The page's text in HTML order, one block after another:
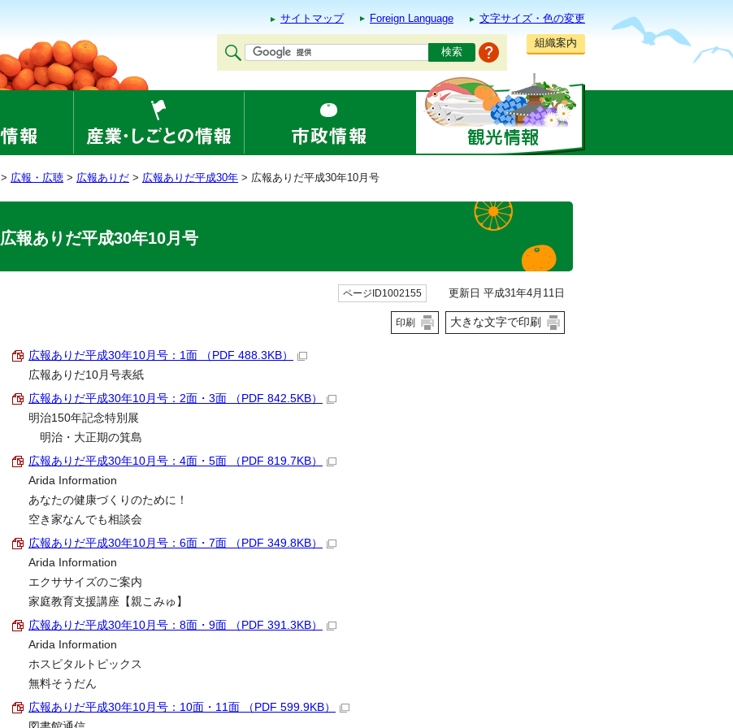
サイトマップ Foreign Language
文字サイズ・色の変更
組織案内
> 広報・広聴 > 広報ありだ > 広報ありだ平成30年 > 広報ありだ平成30年10月号
広報ありだ平成30年10月号
ページID1002155 更新日 平成31年4月11日
印刷 大きな文字で印刷
広報ありだ平成30年10月号：1面 （PDF 488.3KB）
広報ありだ10月号表紙
広報ありだ平成30年10月号：2面・3面 （PDF 842.5KB）
明治150年記念特別展
明治・大正期の箕島
広報ありだ平成30年10月号：4面・5面 （PDF 819.7KB）
Arida Information
あなたの健康づくりのために！
空き家なんでも相談会
広報ありだ平成30年10月号：6面・7面 （PDF 349.8KB）
Arida Information
エクササイズのご案内
家庭教育支援講座【親こみゅ】
広報ありだ平成30年10月号：8面・9面 （PDF 391.3KB）
Arida Information
ホスピタルトピックス
無料そうだん
広報ありだ平成30年10月号：10面・11面 （PDF 599.9KB）